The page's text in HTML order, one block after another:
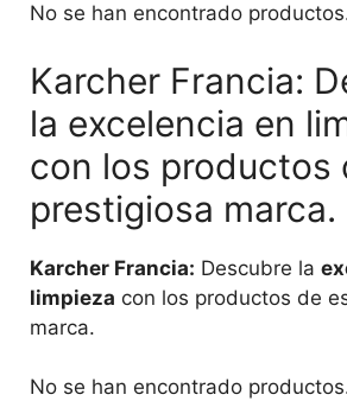
No se han encontrado
Karcher Francia:
la excelencia en
con los productos
prestigiosa marca.
Karcher Francia: Descubre la
limpieza con los productos de
marca.
No se han encontrado